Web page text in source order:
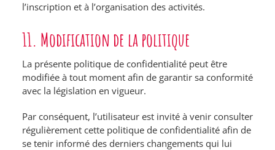
l’inscription et à l’organisation des activités.
11. Modification de la politique
La présente politique de confidentialité peut être
modifiée à tout moment afin de garantir sa conformité
avec la législation en vigueur.
Par conséquent, l’utilisateur est invité à venir consulter
régulièrement cette politique de confidentialité afin de
se tenir informé des derniers changements qui lui